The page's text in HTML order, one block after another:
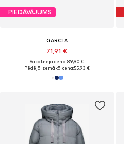
PIEDĀVĀJUMS
GARCIA
71,91 €
Sākotnējā cena: 89,90 €
Pēdējā zemākā cena:55,93 €